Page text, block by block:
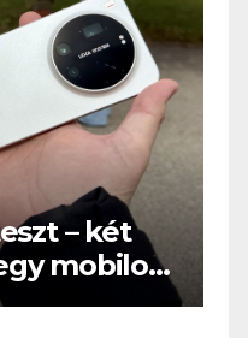
IT MŰSZAKI
BOOX Go
az e-book
öltönyt húz